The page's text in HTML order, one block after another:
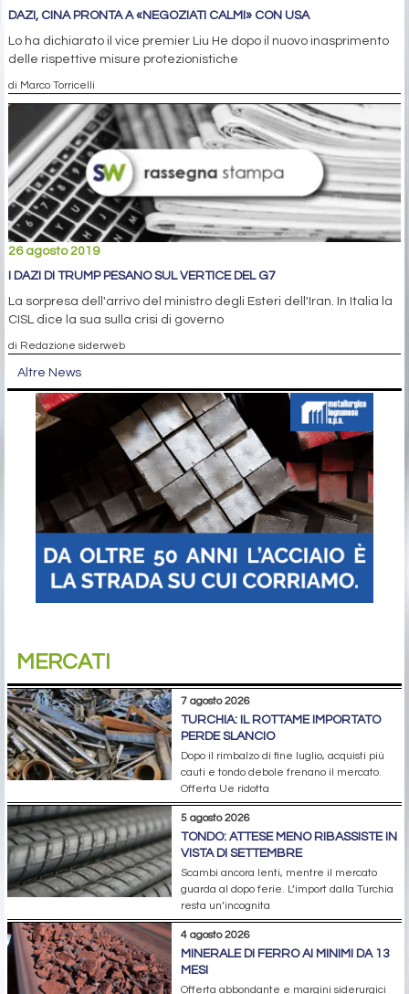
DAZI, CINA PRONTA A «NEGOZIATI CALMI» CON USA
Lo ha dichiarato il vice premier Liu He dopo il nuovo inasprimento
delle rispettive misure protezionistiche
di Marco Torricelli
26 agosto 2019
I DAZI DI TRUMP PESANO SUL VERTICE DEL G7
La sorpresa dell'arrivo del ministro degli Esteri dell'Iran. In Italia la
CISL dice la sua sulla crisi di governo
di Redazione siderweb
Altre News
MERCATI
7 agosto 2026
TURCHIA: IL ROTTAME IMPORTATO
PERDE SLANCIO
Dopo il rimbalzo di fine luglio, acquisti più
cauti e tondo debole frenano il mercato.
Offerta Ue ridotta
5 agosto 2026
TONDO: ATTESE MENO RIBASSISTE IN
VISTA DI SETTEMBRE
Scambi ancora lenti, mentre il mercato
guarda al dopo ferie. L’import dalla Turchia
resta un’incognita
4 agosto 2026
MINERALE DI FERRO AI MINIMI DA 13
MESI
Offerta abbondante e margini siderurgici